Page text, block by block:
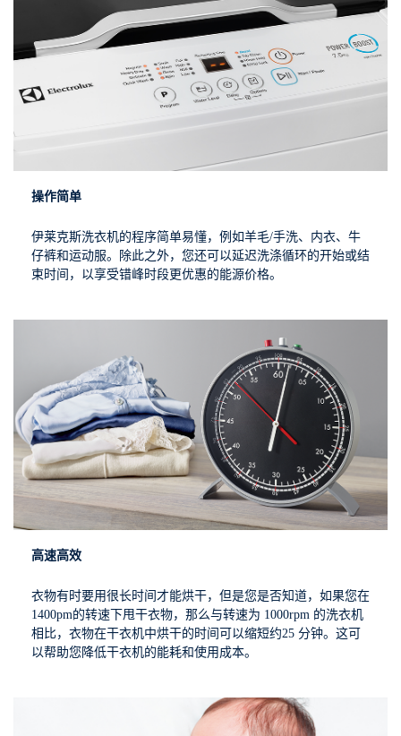
操作简单
伊莱克斯洗衣机的程序简单易懂，例如羊毛/手洗、内衣、牛
仔裤和运动服。除此之外，您还可以延迟洗涤循环的开始或结
束时间，以享受错峰时段更优惠的能源价格。
高速高效
衣物有时要用很长时间才能烘干，但是您是否知道，如果您在
1400pm的转速下甩干衣物，那么与转速为 1000rpm 的洗衣机
相比，衣物在干衣机中烘干的时间可以缩短约25 分钟。这可
以帮助您降低干衣机的能耗和使用成本。